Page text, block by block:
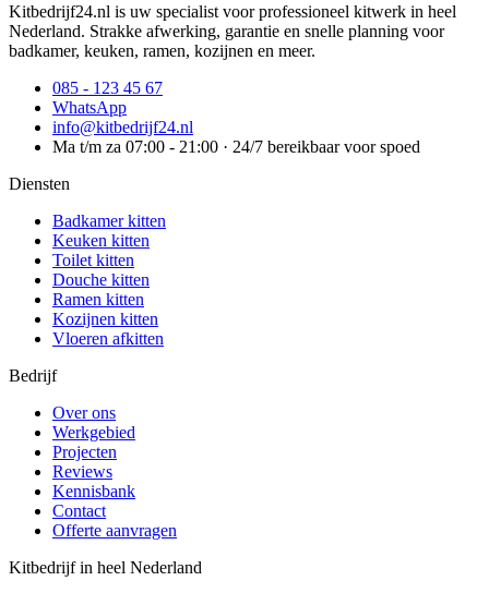
Kitbedrijf24.nl is uw specialist voor professioneel kitwerk in heel
Nederland. Strakke afwerking, garantie en snelle planning voor
badkamer, keuken, ramen, kozijnen en meer.
085 - 123 45 67
WhatsApp
info@kitbedrijf24.nl
Ma t/m za 07:00 - 21:00 · 24/7 bereikbaar voor spoed
Diensten
Badkamer kitten
Keuken kitten
Toilet kitten
Douche kitten
Ramen kitten
Kozijnen kitten
Vloeren afkitten
Bedrijf
Over ons
Werkgebied
Projecten
Reviews
Kennisbank
Contact
Offerte aanvragen
Kitbedrijf in heel Nederland